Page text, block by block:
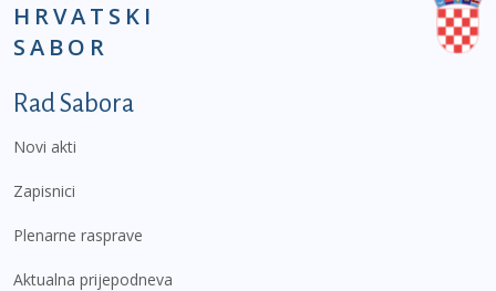
HRVATSKI
SABOR
Podnožje prvi izbornik
Rad Sabora
Novi akti
Zapisnici
Plenarne rasprave
Aktualna prijepodneva